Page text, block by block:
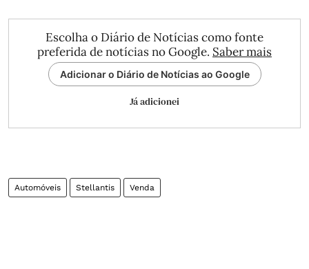
Escolha o Diário de Notícias como fonte
preferida de notícias no Google. Saber mais
Adicionar o Diário de Notícias ao Google
Já adicionei
Automóveis Stellantis Venda